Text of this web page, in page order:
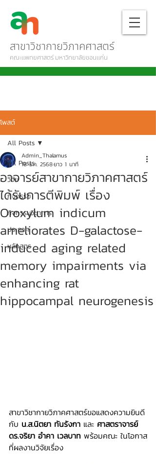
สาขาวิชากายวิภาคศาสตร์
คณะแพทยศาสตร์ มหาวิทยาลัยขอนแก่น
โพสต์
All Posts
วิจัย
กิจกรรม
กิจกรรมวิชาการ
ประกาศ
หลักสูตร
All Posts
อาจารย์สาขากายวิภาคศาสตร์
ได้รับการตีพิมพ์ เรื่อง
Oroxylum indicum
ameliorates D-galactose-
induced aging related
memory impairments via
enhancing rat
hippocampal neurogenesis
Admin_Thalamus
18 ธ.ค. 2568ยาว 1 นาที
สาขาวิชากายวิภาคศาสตร์ขอแสดงความยินดี
กับ น.ส.นิตยา ทันรังกา และ ศาสตราจารย์
ดร.จริยา อำคา เวลบาท พร้อมคณะ ในโอกาส
ที่ผลงานวิจัยเรื่อง